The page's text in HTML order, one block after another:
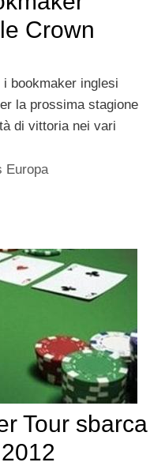
Crown
bookmaker inglesi
la prossima stagione
di vittoria nei vari
Europa
Tour sbarca